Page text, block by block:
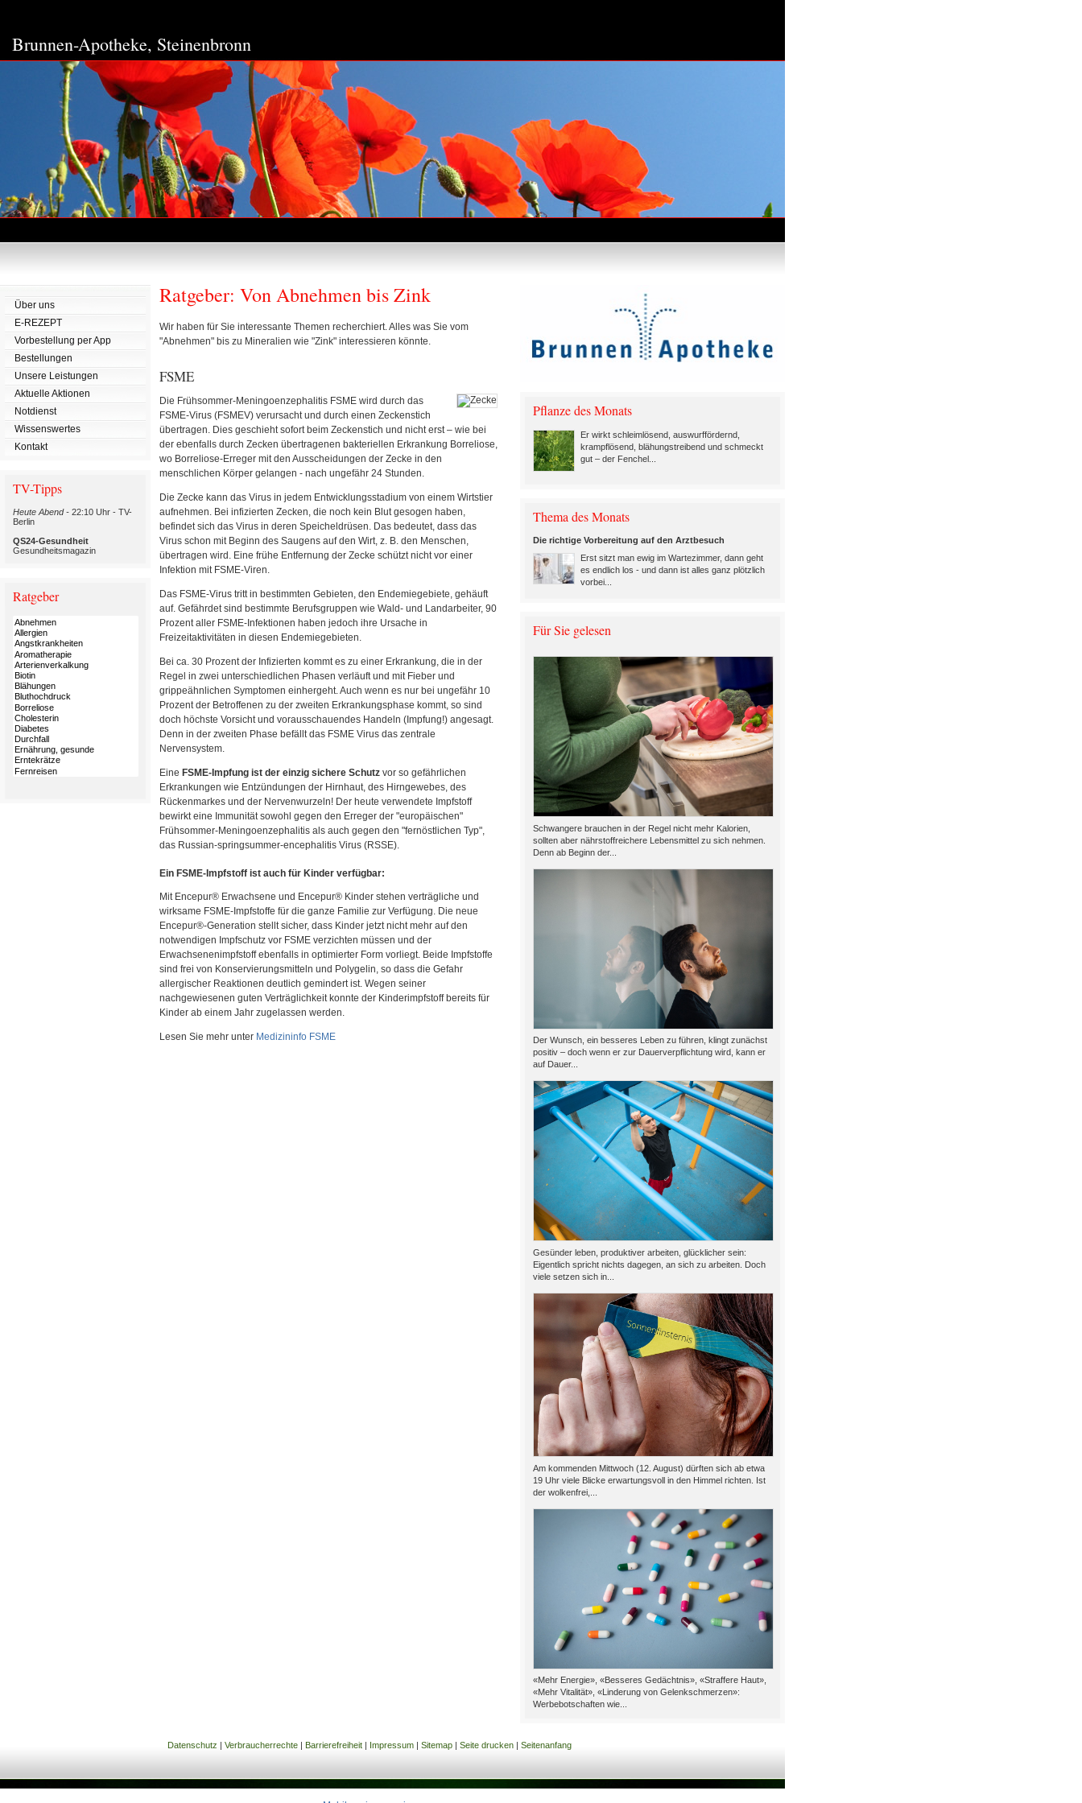
Brunnen-Apotheke, Steinenbronn
Über uns
E-REZEPT
Vorbestellung per App
Bestellungen
Unsere Leistungen
Aktuelle Aktionen
Notdienst
Wissenswertes
Kontakt
TV-Tipps
Heute Abend - 22:10 Uhr - TV-
Berlin
QS24-Gesundheit
Gesundheitsmagazin
Ratgeber
Ratgeber: Von Abnehmen bis Zink
Wir haben für Sie interessante Themen recherchiert. Alles was Sie vom
"Abnehmen" bis zu Mineralien wie "Zink" interessieren könnte.
FSME
Die Frühsommer-Meningoenzephalitis FSME wird durch das
FSME-Virus (FSMEV) verursacht und durch einen Zeckenstich
übertragen. Dies geschieht sofort beim Zeckenstich und nicht erst – wie bei
der ebenfalls durch Zecken übertragenen bakteriellen Erkrankung Borreliose,
wo Borreliose-Erreger mit den Ausscheidungen der Zecke in den
menschlichen Körper gelangen - nach ungefähr 24 Stunden.
Die Zecke kann das Virus in jedem Entwicklungsstadium von einem Wirtstier
aufnehmen. Bei infizierten Zecken, die noch kein Blut gesogen haben,
befindet sich das Virus in deren Speicheldrüsen. Das bedeutet, dass das
Virus schon mit Beginn des Saugens auf den Wirt, z. B. den Menschen,
übertragen wird. Eine frühe Entfernung der Zecke schützt nicht vor einer
Infektion mit FSME-Viren.
Das FSME-Virus tritt in bestimmten Gebieten, den Endemiegebiete, gehäuft
auf. Gefährdet sind bestimmte Berufsgruppen wie Wald- und Landarbeiter, 90
Prozent aller FSME-Infektionen haben jedoch ihre Ursache in
Freizeitaktivitäten in diesen Endemiegebieten.
Bei ca. 30 Prozent der Infizierten kommt es zu einer Erkrankung, die in der
Regel in zwei unterschiedlichen Phasen verläuft und mit Fieber und
grippeähnlichen Symptomen einhergeht. Auch wenn es nur bei ungefähr 10
Prozent der Betroffenen zu der zweiten Erkrankungsphase kommt, so sind
doch höchste Vorsicht und vorausschauendes Handeln (Impfung!) angesagt.
Denn in der zweiten Phase befällt das FSME Virus das zentrale
Nervensystem.
Eine FSME-Impfung ist der einzig sichere Schutz vor so gefährlichen
Erkrankungen wie Entzündungen der Hirnhaut, des Hirngewebes, des
Rückenmarkes und der Nervenwurzeln! Der heute verwendete Impfstoff
bewirkt eine Immunität sowohl gegen den Erreger der "europäischen"
Frühsommer-Meningoenzephalitis als auch gegen den "fernöstlichen Typ",
das Russian-springsummer-encephalitis Virus (RSSE).
Ein FSME-Impfstoff ist auch für Kinder verfügbar:
Mit Encepur® Erwachsene und Encepur® Kinder stehen verträgliche und
wirksame FSME-Impfstoffe für die ganze Familie zur Verfügung. Die neue
Encepur®-Generation stellt sicher, dass Kinder jetzt nicht mehr auf den
notwendigen Impfschutz vor FSME verzichten müssen und der
Erwachsenenimpfstoff ebenfalls in optimierter Form vorliegt. Beide Impfstoffe
sind frei von Konservierungsmitteln und Polygelin, so dass die Gefahr
allergischer Reaktionen deutlich gemindert ist. Wegen seiner
nachgewiesenen guten Verträglichkeit konnte der Kinderimpfstoff bereits für
Kinder ab einem Jahr zugelassen werden.
Lesen Sie mehr unter Medizininfo FSME
Pflanze des Monats
Er wirkt schleimlösend, auswurffördernd,
krampflösend, blähungstreibend und schmeckt
gut – der Fenchel...
Thema des Monats
Die richtige Vorbereitung auf den Arztbesuch
Erst sitzt man ewig im Wartezimmer, dann geht
es endlich los - und dann ist alles ganz plötzlich
vorbei...
Für Sie gelesen
Schwangere brauchen in der Regel nicht mehr Kalorien,
sollten aber nährstoffreichere Lebensmittel zu sich nehmen.
Denn ab Beginn der...
Der Wunsch, ein besseres Leben zu führen, klingt zunächst
positiv – doch wenn er zur Dauerverpflichtung wird, kann er
auf Dauer...
Gesünder leben, produktiver arbeiten, glücklicher sein:
Eigentlich spricht nichts dagegen, an sich zu arbeiten. Doch
viele setzen sich in...
Am kommenden Mittwoch (12. August) dürften sich ab etwa
19 Uhr viele Blicke erwartungsvoll in den Himmel richten. Ist
der wolkenfrei,...
«Mehr Energie», «Besseres Gedächtnis», «Straffere Haut»,
«Mehr Vitalität», «Linderung von Gelenkschmerzen»:
Werbebotschaften wie...
Datenschutz Verbraucherrechte Barrierefreiheit Impressum Sitemap Seite drucken Seitenanfang